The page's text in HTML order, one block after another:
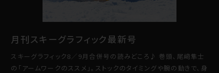
月刊スキーグラフィック最新号
スキーグラフィック8／9月合併号の読みどころ♪ 巻頭、尾﨑隼士
の「アームワークのススメ」。ストックのタイミングや腕の動きで、身